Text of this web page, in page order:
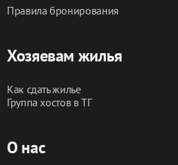
• Wi-Fi
• Кондиционер
Правила бронирования
Хозяевам жилья
Как сдать жилье
Группа хостов в ТГ
О нас